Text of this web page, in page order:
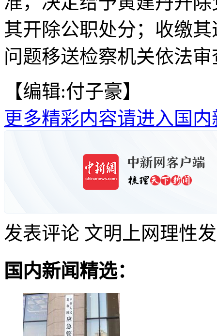
其开除公职处分；收缴
问题移送检察机关依法
【编辑:付子豪】
更多精彩内容请进入国内
发表评论 文明上网理性
国内新闻精选：